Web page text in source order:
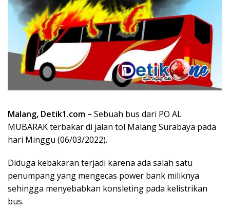
Malang, Detik1.com – Sebuah bus dari PO AL
MUBARAK terbakar di jalan tol Malang Surabaya pada
hari Minggu (06/03/2022).
Diduga kebakaran terjadi karena ada salah satu
penumpang yang mengecas power bank miliknya
sehingga menyebabkan konsleting pada kelistrikan
bus.